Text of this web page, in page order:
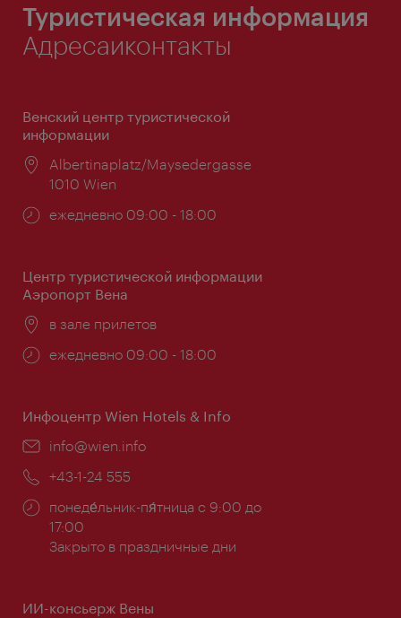
Туристическая информация
Адресаиконтакты
Венский центр туристической
информации
Расположение:
Albertinaplatz/Maysedergasse
1010 Wien
Часы
ежедневно 09:00 - 18:00
Центр туристической информации
Аэропорт Вена
Расположение:
в зале прилетов
Часы
ежедневно 09:00 - 18:00
Инфоцентр Wien Hotels & Info
Эл.
info@wien.info
Телефон:
+43-1-24 555
Часы
работы:
понеде́льник-пя́тница с 9:00 до
17:00
Закрыто в праздничные дни
ИИ-консьерж Вены